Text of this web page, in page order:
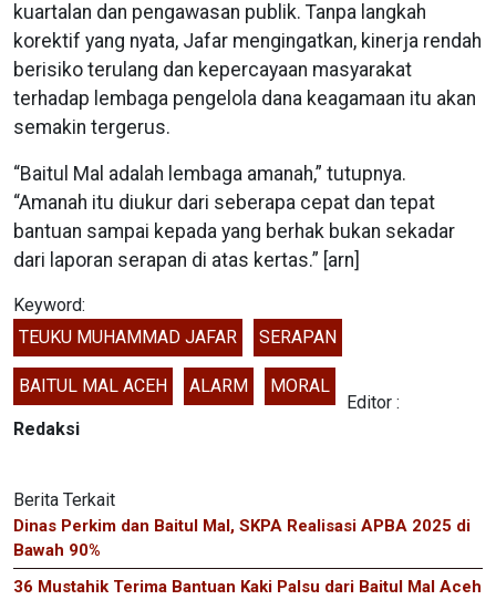
kuartalan dan pengawasan publik. Tanpa langkah
korektif yang nyata, Jafar mengingatkan, kinerja rendah
berisiko terulang dan kepercayaan masyarakat
terhadap lembaga pengelola dana keagamaan itu akan
semakin tergerus.
“Baitul Mal adalah lembaga amanah,” tutupnya.
“Amanah itu diukur dari seberapa cepat dan tepat
bantuan sampai kepada yang berhak bukan sekadar
dari laporan serapan di atas kertas.” [arn]
Keyword:
TEUKU MUHAMMAD JAFAR
SERAPAN
BAITUL MAL ACEH ALARM MORAL
Editor :
Redaksi
Berita Terkait
Dinas Perkim dan Baitul Mal, SKPA Realisasi APBA 2025 di
Bawah 90%
36 Mustahik Terima Bantuan Kaki Palsu dari Baitul Mal Aceh